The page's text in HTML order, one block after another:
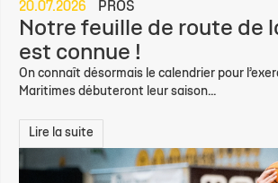
20.07.2026 PROS
Notre feuille de route de
est connue !
On connaît désormais le calendrier pour
Maritimes débuteront leur saison...
Lire la suite